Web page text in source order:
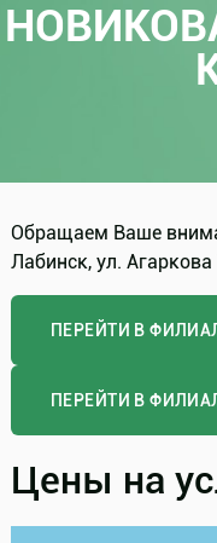
Обращаем Ваше
Лабинск, ул.
ПЕРЕЙТИ В
ПЕРЕЙТИ В
Цены на